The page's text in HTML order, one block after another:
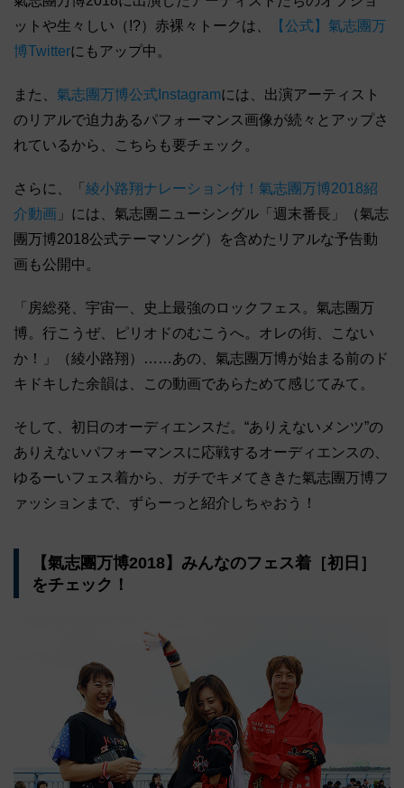
ットや生々しい（!?）赤裸々トークは、
【公式】氣志團万
博Twitterにもアップ中。
また、 氣志團万博公式Instagramには、出演アーティスト
のリアルで迫力あるパフォーマンス画像が続々とアップさ
れているから、こちらも要チェック。
さらに、「 綾小路翔ナレーション付！氣志團万博2018紹
介動画 」には、氣志團ニューシングル「週末番長」（氣志
團万博2018公式テーマソング）を含めたリアルな予告動
画も公開中。
「房総発、宇宙一、史上最強のロックフェス。氣志團万
博。行こうぜ、ピリオドのむこうへ。オレの街、こない
か！」（綾小路翔）……あの、氣志團万博が始まる前のド
キドキした余韻は、この動画であらためて感じてみて。
そして、初日のオーディエンスだ。“ありえないメンツ”の
ありえないパフォーマンスに応戦するオーディエンスの、
ゆるーいフェス着から、ガチでキメてききた氣志團万博フ
ァッションまで、ずらーっと紹介しちゃおう！
【氣志團万博2018】みんなのフェス着［初日］
をチェック！